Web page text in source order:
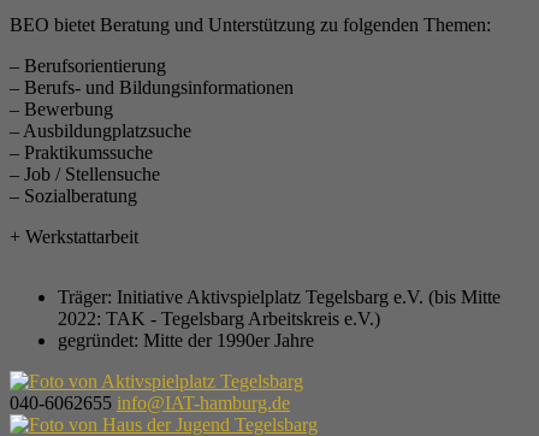
BEO bietet Beratung und Unterstützung zu folgenden Themen:
– Berufsorientierung
– Berufs- und Bildungsinformationen
– Bewerbung
– Ausbildungplatzsuche
– Praktikumssuche
– Job / Stellensuche
– Sozialberatung
+ Werkstattarbeit
Träger: Initiative Aktivspielplatz Tegelsbarg e.V. (bis Mitte
2022: TAK - Tegelsbarg Arbeitskreis e.V.)
gegründet: Mitte der 1990er Jahre
040-6062655 info@IAT-hamburg.de